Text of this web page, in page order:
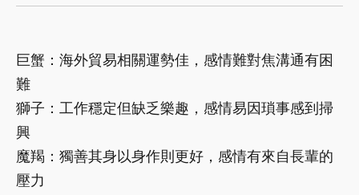
巨蟹：海外貿易相關運勢佳，感情難對焦溝通有困
難
獅子：工作穩定但缺乏樂趣，感情易因瑣事感到掃
興
魔羯：獨善其身以身作則更好，感情有來自長輩的
壓力